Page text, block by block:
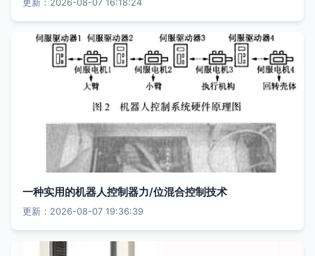
更新：2026-08-07 16:18:24
一种实用的机器人控制器力/位混合控制技术
更新：2026-08-07 19:36:39